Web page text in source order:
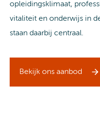
opleidingsklimaat,
vitaliteit en onderwijs in
staan daarbij centraal.
Bekijk ons aanbod